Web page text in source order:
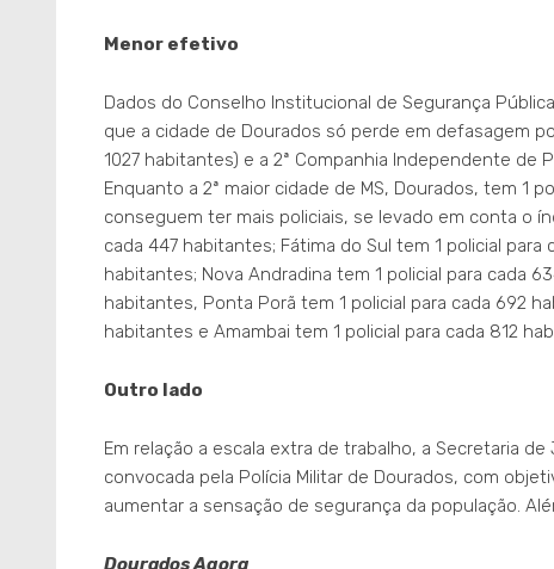
Menor efetivo
Dados do Conselho Institucional de Segurança
que a cidade de Dourados só perde em defasagem
1027 habitantes) e a 2ª Companhia Independente de
Enquanto a 2ª maior cidade de MS, Dourados, tem 1
conseguem ter mais policiais, se levado em conta o
cada 447 habitantes; Fátima do Sul tem 1 policial
habitantes; Nova Andradina tem 1 policial para cada
habitantes, Ponta Porã tem 1 policial para cada 692
habitantes e Amambai tem 1 policial para cada 812
Outro lado
Em relação a escala extra de trabalho, a Secretaria
convocada pela Polícia Militar de Dourados, com
aumentar a sensação de segurança da população.
Dourados Agora